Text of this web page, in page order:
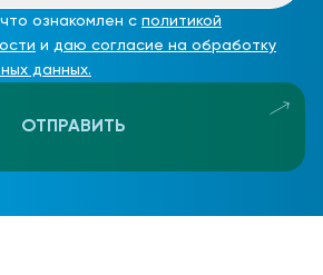
ознакомлен с политикой
и даю согласие на обработку
данных.
ОТПРАВИТЬ